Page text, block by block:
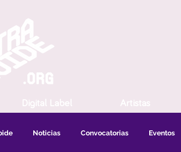
Digital Label Artistas
Noticias Convocatorias Eventos